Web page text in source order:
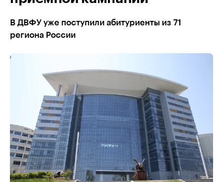
В ДВФУ уже поступили абитуриенты из 71
региона России